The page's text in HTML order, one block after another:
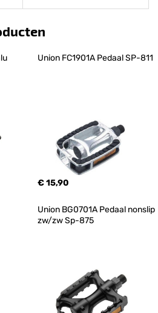
Union FC1901A Pedaal SP-811
€ 15,90
Union BG0701A Pedaal nonslip
zw/zw Sp-875